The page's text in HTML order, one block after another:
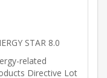
STAR 8.0
related
Directive Lot